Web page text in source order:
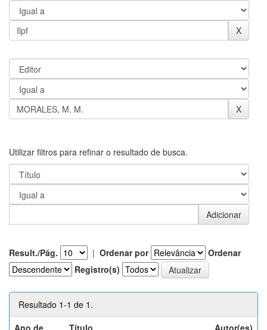
Utilizar filtros para refinar o resultado de busca.
Result./Pág. | Ordenar por
Ordenar
Registro(s)
Resultado 1-1 de 1.
Ano de
Título Autor(es)